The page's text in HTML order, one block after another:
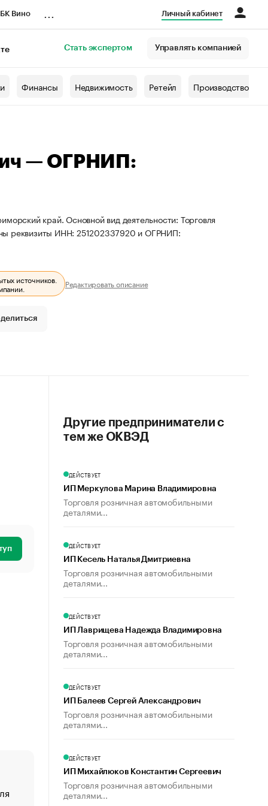
Вино Личный кабинет
Стать экспертом Управлять компанией
Финансы Недвижимость Ретейл Производство
— ОГРНИП:
край. Основной вид деятельности: Торговля
реквизиты ИНН: 251202337920 и ОГРНИП:
источников.
Редактировать описание
«От спорта тело стареет иначе». Как живет глава
Другие предприниматели с
тем же ОКВЭД
ДЕЙСТВУЕТ
ИП Меркулова Марина Владимировна
Торговля розничная автомобильными
деталями...
ДЕЙСТВУЕТ
ИП Кесель Наталья Дмитриевна
Торговля розничная автомобильными
деталями...
ДЕЙСТВУЕТ
ИП Лаврищева Надежда Владимировна
Торговля розничная автомобильными
деталями...
ДЕЙСТВУЕТ
ИП Балеев Сергей Александрович
Торговля розничная автомобильными
деталями...
ДЕЙСТВУЕТ
ИП Михайлюков Константин Сергеевич
Торговля розничная автомобильными
деталями...